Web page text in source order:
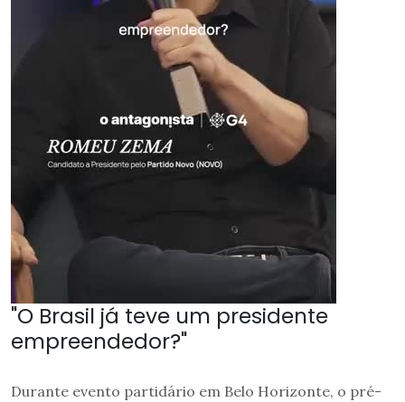
"O Brasil já teve um presidente
empreendedor?"
Durante evento partidário em Belo Horizonte, o pré-